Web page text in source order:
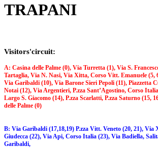
TRAPANI
Visitors'circuit:
A: Casina delle Palme (0), Via Turretta (1), Via S.
Tartaglia, Via N. Nasi, Via Xitta, Corso Vitt. Emanuele (5,
Via Garibaldi (10), Via Barone Sieri Pepoli (11), Piazzetta
Notai (12), Via Argentieri, P.zza Sant’Agostino, Corso
Largo S. Giacomo (14), P.zza Scarlatti, P.zza Saturno (15,
delle Palme (0)
B: Via Garibaldi (17,18,19) P.zza Vitt. Veneto (20, 21), Via
Giudecca (22), Via Api, Corso Italia (23), Via Badiella,
Garibaldi,